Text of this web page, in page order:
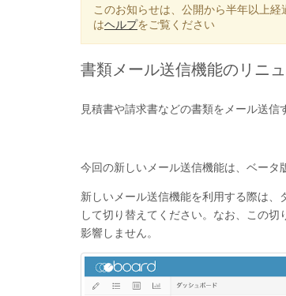
このお知らせは、公開から半年以上
はヘルプをご覧ください
書類メール送信機能のリニ
見積書や請求書などの書類をメール送信
今回の新しいメール送信機能は、ベータ
新しいメール送信機能を利用する際は
して切り替えてください。なお、この
影響しません。